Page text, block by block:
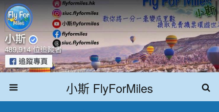
小斯 FlyForMiles